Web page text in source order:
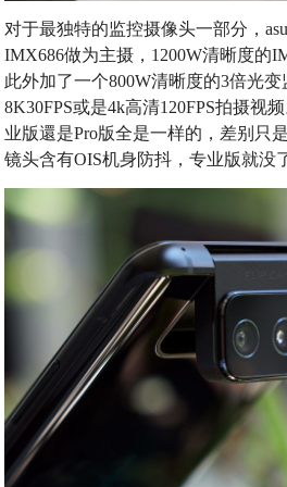
对于最独特的监控摄像头一部分，
IMX686做为主摄，1200W清晰度的
此外加了一个800W清晰度的3倍光
8K30FPS或是4k高清120FPS拍摄视
业版還是Pro版全是一样的，差别只
镜头含有OIS机身防抖，专业版就没